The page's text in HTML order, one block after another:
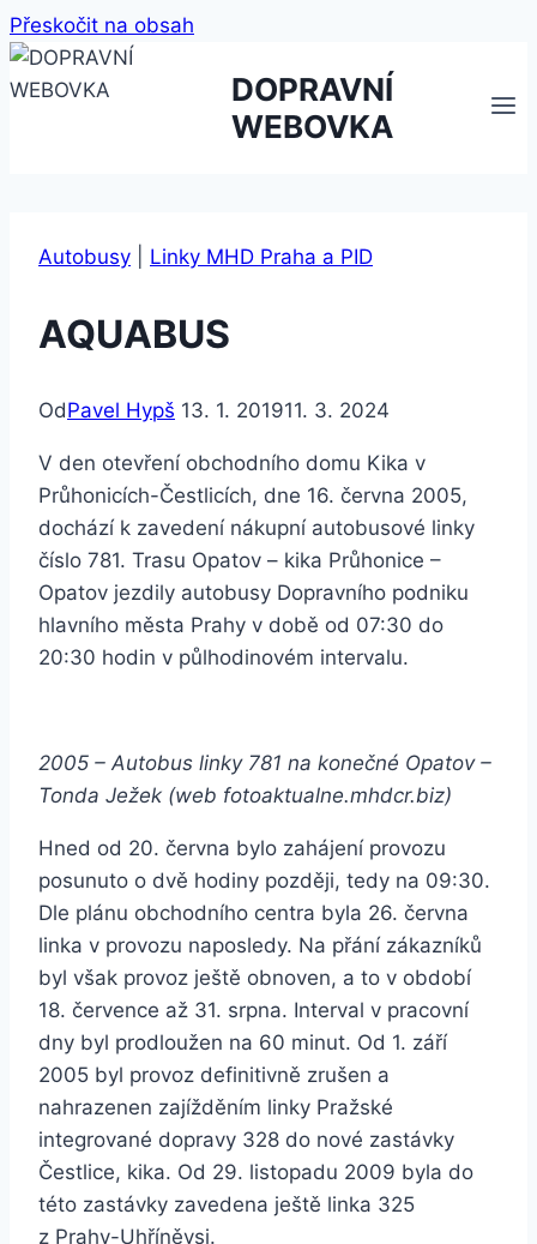
Přeskočit na obsah
DOPRAVNÍ
WEBOVKA
Autobusy Linky MHD Praha a PID
AQUABUS
OdPavel Hypš 13. 1. 201911. 3. 2024
V den otevření obchodního domu Kika v
Průhonicích-Čestlicích, dne 16. června 2005,
dochází k zavedení nákupní autobusové linky
číslo 781. Trasu Opatov – kika Průhonice –
Opatov jezdily autobusy Dopravního podniku
hlavního města Prahy v době od 07:30 do
20:30 hodin v půlhodinovém intervalu.
2005 – Autobus linky 781 na konečné Opatov –
Tonda Ježek (web fotoaktualne.mhdcr.biz)
Hned od 20. června bylo zahájení provozu
posunuto o dvě hodiny později, tedy na 09:30.
Dle plánu obchodního centra byla 26. června
linka v provozu naposledy. Na přání zákazníků
byl však provoz ještě obnoven, a to v období
18. července až 31. srpna. Interval v pracovní
dny byl prodloužen na 60 minut. Od 1. září
2005 byl provoz definitivně zrušen a
nahrazenen zajížděním linky Pražské
integrované dopravy 328 do nové zastávky
Čestlice, kika. Od 29. listopadu 2009 byla do
této zastávky zavedena ještě linka 325
z Prahy-Uhříněvsi.